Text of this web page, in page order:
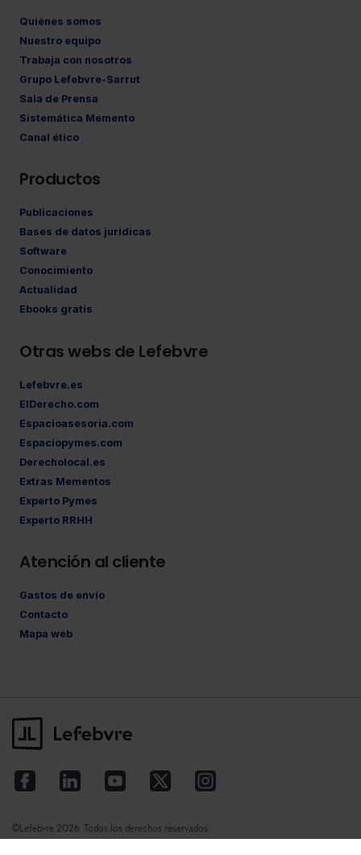
Quiénes somos
Nuestro equipo
Trabaja con nosotros
Grupo Lefebvre-Sarrut
Sala de Prensa
Sistemática Memento
Canal ético
Productos
Publicaciones
Bases de datos jurídicas
Software
Conocimiento
Actualidad
Ebooks gratis
Otras webs de Lefebvre
Lefebvre.es
ElDerecho.com
Espacioasesoria.com
Espaciopymes.com
Derecholocal.es
Extras Mementos
Experto Pymes
Experto RRHH
Atención al cliente
Gastos de envío
Contacto
Mapa web
©Lefebvre 2026. Todos los derechos reservados.